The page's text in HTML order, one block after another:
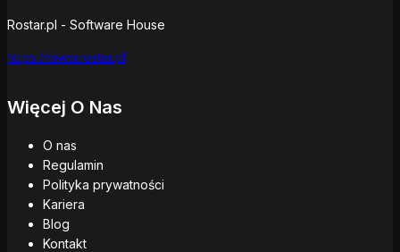
Rostar.pl - Software House
https://www.rostar.pl
Więcej O Nas
O nas
Regulamin
Polityka prywatności
Kariera
Blog
Kontakt